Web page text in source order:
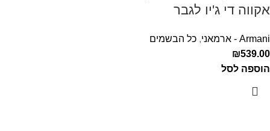
אקווה די ג'יו לגבר
Armani - ארמאני , כל הבשמים
₪539.00
הוספה לסל